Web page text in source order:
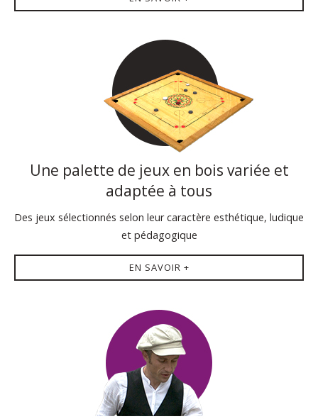
Une palette de jeux en bois variée et
adaptée à tous
Des jeux sélectionnés selon leur caractère esthétique, ludique
et pédagogique
EN SAVOIR +